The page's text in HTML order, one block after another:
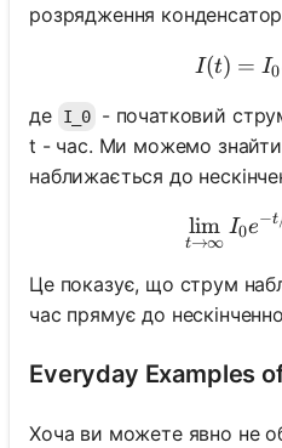
розрядження
I(t) = I0
де I_0
- початковий
t - час. Ми можемо
наближається до
t→∞
lim I0e−t
Це показує, що струм
час прямує до
Everyday Examples
Хоча ви можете явно не